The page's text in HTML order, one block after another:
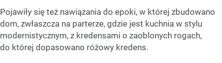
Pojawiły się też nawiązania do epoki, w której zbudowano
dom, zwłaszcza na parterze, gdzie jest kuchnia w stylu
modernistycznym, z kredensami o zaoblonych rogach,
do której dopasowano różowy kredens.